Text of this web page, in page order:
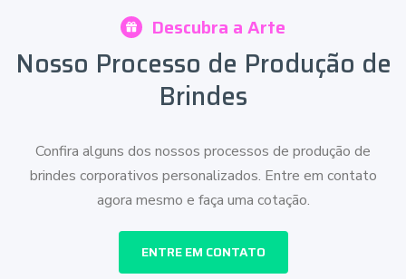
Descubra a Arte
Nosso Processo de Produção de
Brindes
Confira alguns dos nossos processos de produção de
brindes corporativos personalizados. Entre em contato
agora mesmo e faça uma cotação.
ENTRE EM CONTATO